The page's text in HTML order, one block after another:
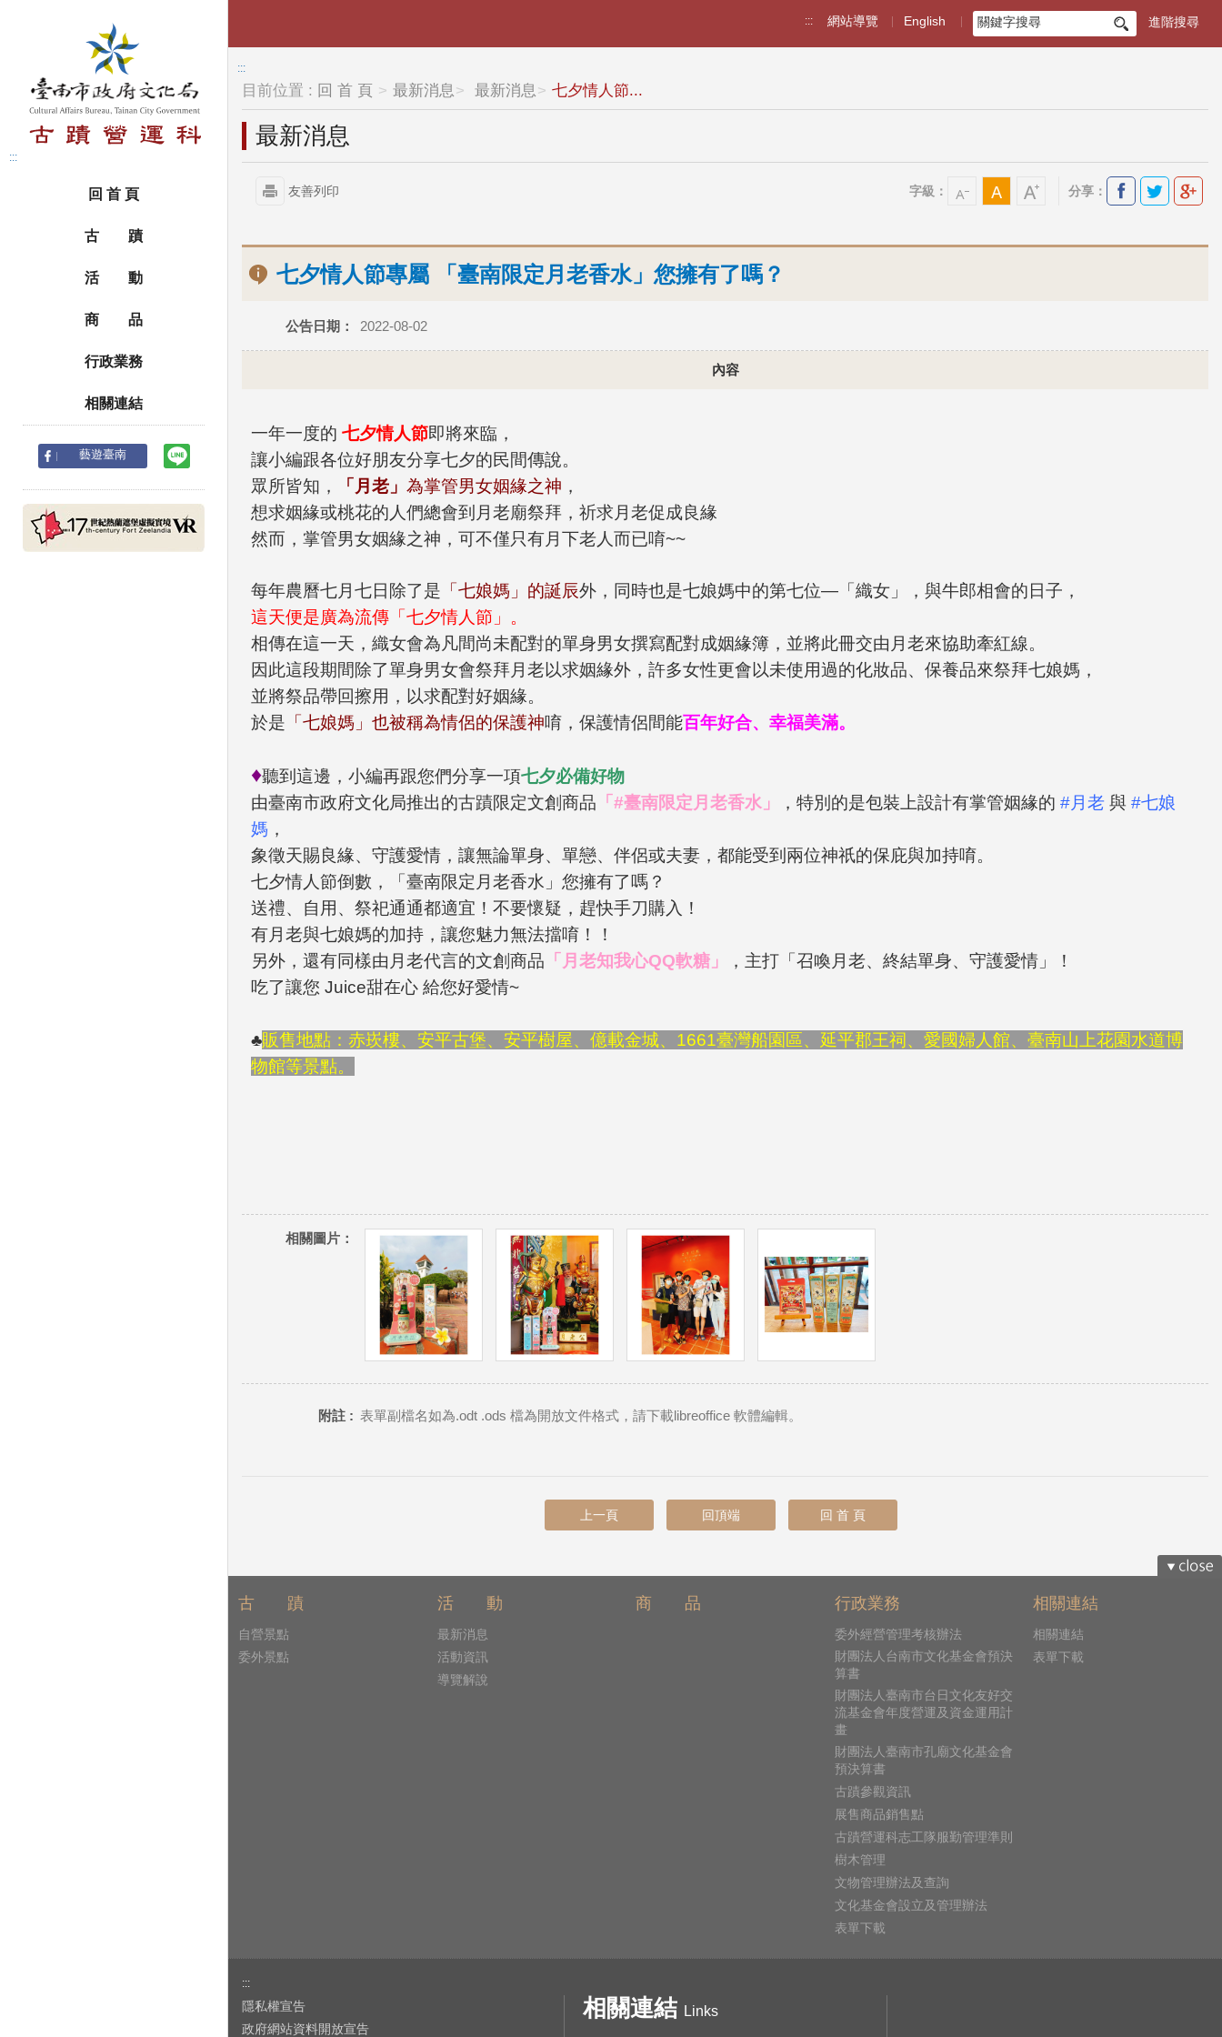
:::
回 首 頁
古 蹟
活 動
商 品
行政業務
相關連結
藝遊臺南
::: 網站導覽 English 搜
尋
進階搜尋
:::
目前位置 : 回 首 頁 最新消息 最新消息 七夕情人節...
最新消息
友善列印 字級： 分享：
七夕情人節專屬 「臺南限定月老香水」您擁有了嗎？
公告日期： 2022-08-02
內容
一年一度的 七夕情人節即將來臨，
讓小編跟各位好朋友分享七夕的民間傳說。
眾所皆知，
「月老」 為掌管男女姻緣之神 ，
想求姻緣或桃花的人們總會到月老廟祭拜，祈求月老促成良緣
然而，掌管男女姻緣之神，可不僅只有月下老人而已唷~~
每年農曆七月七日除了是 「七娘媽」的誕辰外，同時也是七娘媽中的第七位—「織女」，與牛郎相會的日子，
這天便是廣為流傳「七夕情人節」。
相傳在這一天，織女會為凡間尚未配對的單身男女撰寫配對成姻緣簿，並將此冊交由月老來協助牽紅線。
因此這段期間除了單身男女會祭拜月老以求姻緣外，許多女性更會以未使用過的化妝品、保養品來祭拜七娘媽，
並將祭品帶回擦用，以求配對好姻緣。
於是 「七娘媽」也被稱為情侶的保護神唷，保護情侶間能百年好合、幸福美滿。
♦聽到這邊，小編再跟您們分享一項七夕必備好物
由臺南市政府文化局推出的古蹟限定文創商品 「 #臺南限定月老香水 」 ，特別的是包裝上設計有掌管姻緣的 #月老 與 #七娘
媽 ，
象徵天賜良緣、守護愛情，讓無論單身、單戀、伴侶或夫妻，都能受到兩位神祇的保庇與加持唷。
七夕情人節倒數，「臺南限定月老香水」您擁有了嗎？
送禮、自用、祭祀通通都適宜！不要懷疑，趕快手刀購入！
有月老與七娘媽的加持，讓您魅力無法擋唷！！
另外，還有同樣由月老代言的文創商品 「月老知我心QQ軟糖」
，主打「召喚月老、終結單身、守護愛情」！
吃了讓您 Juice甜在心 給您好愛情~
♣販售地點：赤崁樓、安平古堡、安平樹屋、億載金城、1661臺灣船園區、延平郡王祠、愛國婦人館、臺南山上花園水道博
物館等景點。
相關圖片：
附註 : 表單副檔名如為.odt .ods 檔為開放文件格式，請下載libreoffice 軟體編輯。
上一頁 回頂端 回 首 頁
古 蹟
自營景點
委外景點
活 動
最新消息
活動資訊
導覽解說
商 品 行政業務
委外經營管理考核辦法
財團法人台南市文化基金會預決
算書
財團法人臺南市台日文化友好交
流基金會年度營運及資金運用計
畫
財團法人臺南市孔廟文化基金會
預決算書
古蹟參觀資訊
展售商品銷售點
古蹟營運科志工隊服勤管理準則
樹木管理
文物管理辦法及查詢
文化基金會設立及管理辦法
表單下載
相關連結
相關連結
表單下載
:::
隱私權宣告
政府網站資料開放宣告
相關連結 Links